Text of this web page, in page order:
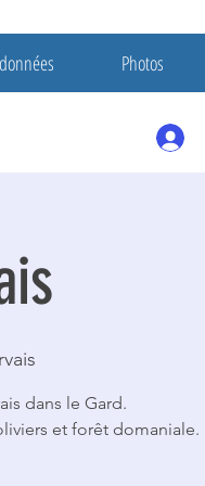
Photos
dans le Gard.
et forêt domaniale.